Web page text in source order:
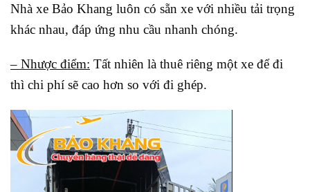
Nhà xe Bảo Khang luôn có sẵn xe với nhiều tải trọng
khác nhau, đáp ứng nhu cầu nhanh chóng.
– Nhược điểm: Tất nhiên là thuê riêng một xe để đi
thì chi phí sẽ cao hơn so với đi ghép.